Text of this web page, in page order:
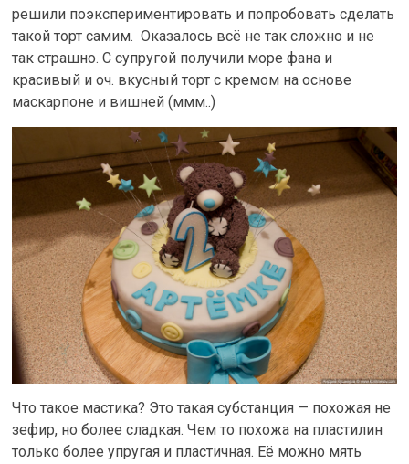
решили поэкспериментировать и попробовать сделать
такой торт самим. Оказалось всё не так сложно и не
так страшно. С супругой получили море фана и
красивый и оч. вкусный торт с кремом на основе
маскарпоне и вишней (ммм..)
Что такое мастика? Это такая субстанция — похожая не
зефир, но более сладкая. Чем то похожа на пластилин
только более упругая и пластичная. Её можно мять